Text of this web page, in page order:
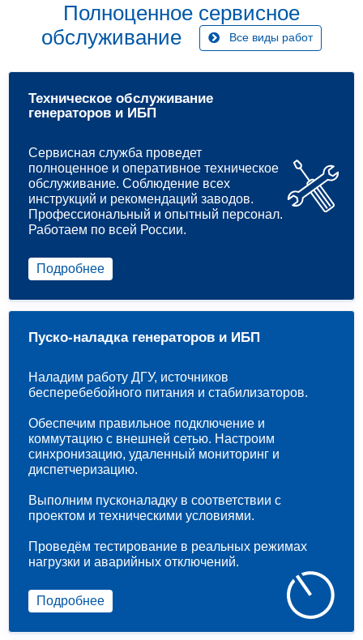
Полноценное сервисное
обслуживание
Все виды работ
Техническое обслуживание
генераторов и ИБП
Сервисная служба проведет
полноценное и оперативное техническое
обслуживание. Соблюдение всех
инструкций и рекомендаций заводов.
Профессиональный и опытный персонал.
Работаем по всей России.
Подробнее
Пуско-наладка генераторов и ИБП
Наладим работу ДГУ, источников
бесперебебойного питания и стабилизаторов.
Обеспечим правильное подключение и
коммутацию с внешней сетью. Настроим
синхронизацию, удаленный мониторинг и
диспетчеризацию.
Выполним пусконаладку в соответствии с
проектом и техническими условиями.
Проведём тестирование в реальных режимах
нагрузки и аварийных отключений.
Подробнее